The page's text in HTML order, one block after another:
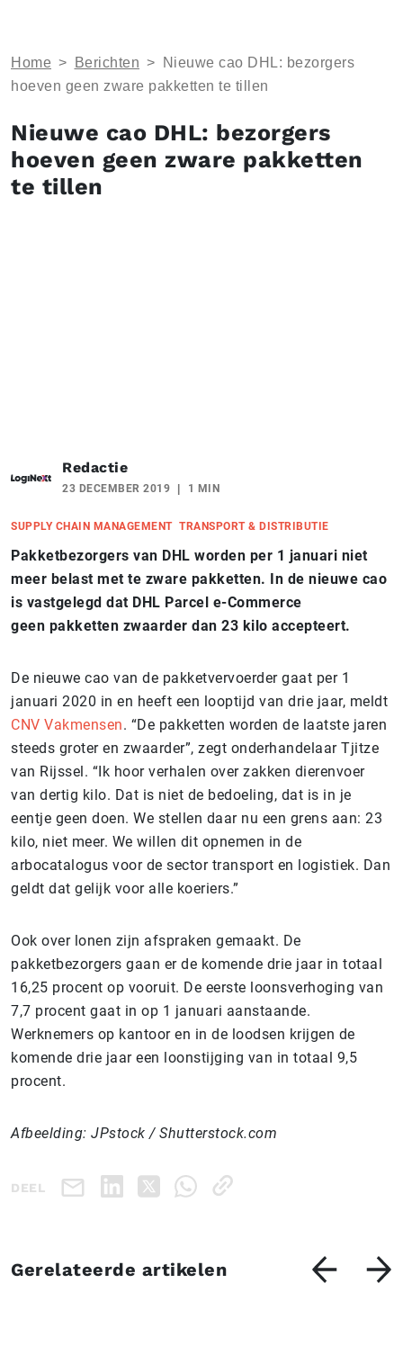
Home > Berichten >
Nieuwe cao DHL: bezorgers
hoeven geen zware pakketten te tillen
Nieuwe cao DHL: bezorgers
hoeven geen zware pakketten
te tillen
Redactie
23 DECEMBER 2019 1 MIN
SUPPLY CHAIN MANAGEMENT TRANSPORT & DISTRIBUTIE
Pakketbezorgers van DHL worden per 1 januari niet
meer belast met te zware pakketten. In de nieuwe cao
is vastgelegd dat DHL Parcel e-Commerce
geen pakketten zwaarder dan 23 kilo accepteert.
De nieuwe cao van de pakketvervoerder gaat per 1
januari 2020 in en heeft een looptijd van drie jaar, meldt
CNV Vakmensen. “De pakketten worden de laatste jaren
steeds groter en zwaarder”, zegt onderhandelaar Tjitze
van Rijssel. “Ik hoor verhalen over zakken dierenvoer
van dertig kilo. Dat is niet de bedoeling, dat is in je
eentje geen doen. We stellen daar nu een grens aan: 23
kilo, niet meer. We willen dit opnemen in de
arbocatalogus voor de sector transport en logistiek. Dan
geldt dat gelijk voor alle koeriers.”
Ook over lonen zijn afspraken gemaakt. De
pakketbezorgers gaan er de komende drie jaar in totaal
16,25 procent op vooruit. De eerste loonsverhoging van
7,7 procent gaat in op 1 januari aanstaande.
Werknemers op kantoor en in de loodsen krijgen de
komende drie jaar een loonstijging van in totaal 9,5
procent.
Afbeelding: JPstock / Shutterstock.com
DEEL
Gerelateerde artikelen